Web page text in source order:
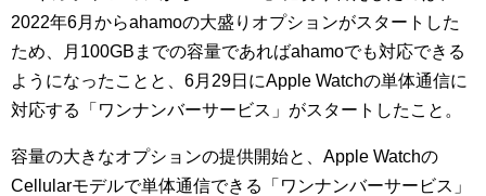
2022年6月からahamoの大盛りオプションがスタートした
ため、月100GBまでの容量であればahamoでも対応できる
ようになったことと、6月29日にApple Watchの単体通信に
対応する「ワンナンバーサービス」がスタートしたこと。
容量の大きなオプションの提供開始と、Apple Watchの
Cellularモデルで単体通信できる「ワンナンバーサービス」